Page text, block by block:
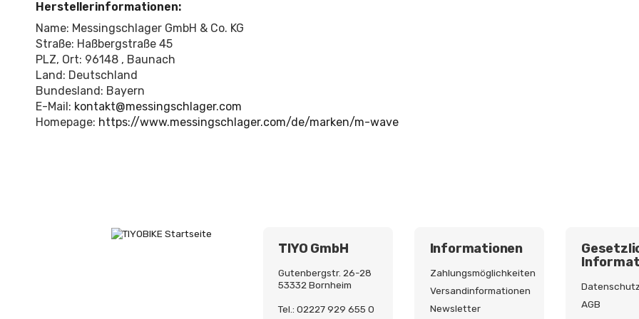
Herstellerinformationen:
Name: Messingschlager GmbH & Co. KG
Straße: Haßbergstraße 45
PLZ, Ort: 96148 , Baunach
Land: Deutschland
Bundesland: Bayern
E-Mail: kontakt@messingschlager.com
Homepage: https://www.messingschlager.com/de/marken/m-wave
TIYO GmbH
Gutenbergstr. 26-28
53332 Bornheim
Tel.: 02227 929 655 0
Informationen
Zahlungsmöglichkeiten
Versandinformationen
Newsletter
AGB